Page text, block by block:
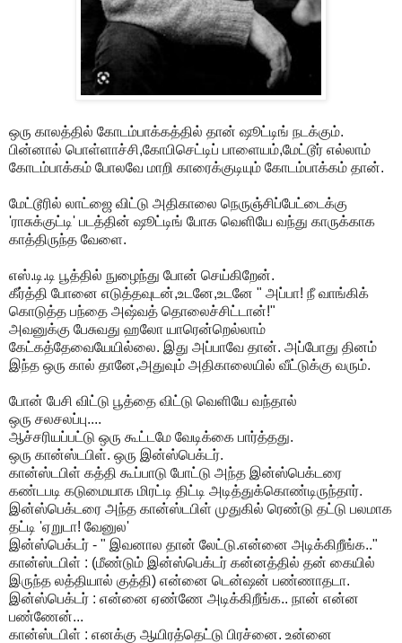
ஒரு காலத்தில் கோடம்பாக்கத்தில் தான் ஷூட்டிங் நடக்கும்.
பின்னால் பொள்ளாச்சி,கோபிசெட்டிப் பாளையம்,மேட்டூர் எல்லாம்
கோடம்பாக்கம் போலவே மாறி காரைக்குடியும் கோடம்பாக்கம் தான்.
மேட்டூரில் லாட்ஜை விட்டு அதிகாலை நெருஞ்சிப்பேட்டைக்கு
'ராசுக்குட்டி' படத்தின் ஷூட்டிங் போக வெளியே வந்து காருக்காக
காத்திருந்த வேளை.
எஸ்.டி.டி பூத்தில் நுழைந்து போன் செய்கிறேன்.
கீர்த்தி போனை எடுத்தவுடன்,உடனே,உடனே " அப்பா! நீ வாங்கிக்
கொடுத்த பந்தை அஷ்வத் தொலைச்சிட்டான்!"
அவனுக்கு பேசுவது ஹலோ யாரென்றெல்லாம்
கேட்கத்தேவையேயில்லை. இது அப்பாவே தான். அப்போது தினம்
இந்த ஒரு கால் தானே,அதுவும் அதிகாலையில் வீட்டுக்கு வரும்.
போன் பேசி விட்டு பூத்தை விட்டு வெளியே வந்தால்
ஒரு சலசலப்பு....
ஆச்சரியப்பட்டு ஒரு கூட்டமே வேடிக்கை பார்த்தது.
ஒரு கான்ஸ்டபிள். ஒரு இன்ஸ்பெக்டர்.
கான்ஸ்டபிள் கத்தி கூப்பாடு போட்டு அந்த இன்ஸ்பெக்டரை
கண்டபடி கடுமையாக மிரட்டி திட்டி அடித்துக்கொண்டிருந்தார்.
இன்ஸ்பெக்டரை அந்த கான்ஸ்டபிள் முதுகில் ரெண்டு தட்டு பலமாக
தட்டி 'ஏறுடா! வேனுல'
இன்ஸ்பெக்டர் - " இவனால தான் லேட்டு.என்னை அடிக்கிறீங்க.."
கான்ஸ்டபிள் : (மீண்டும் இன்ஸ்பெக்டர் கன்னத்தில் தன் கையில்
இருந்த லத்தியால் குத்தி) என்னை டென்ஷன் பண்ணாதடா.
இன்ஸ்பெக்டர் : என்னை ஏண்ணே அடிக்கிறீங்க.. நான் என்ன
பண்ணேன்...
கான்ஸ்டபிள் : எனக்கு ஆயிரத்தெட்டு பிரச்னை. உன்னை